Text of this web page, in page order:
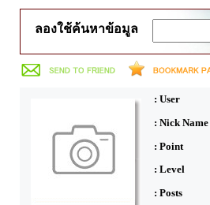
ลองใช้ค้นหาข้อมูล
: User
: Nick Name
: Point
: Level
: Posts